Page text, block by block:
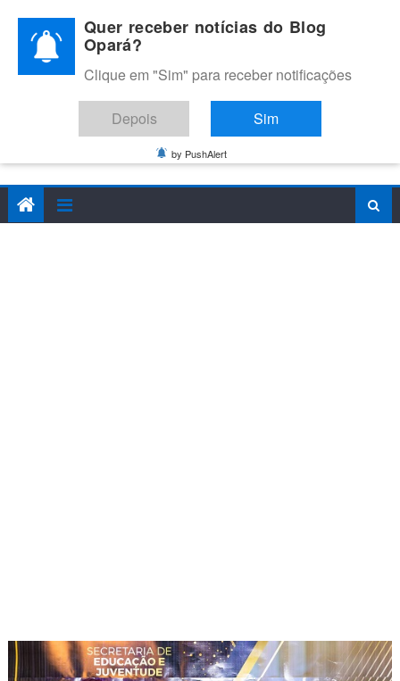
content
BLOG OPARÁ
Melhores notícias de Juazeiro, Petrolina e do Vale do São
Francisco
Quer receber notícias do Blog
Opará?
Clique em "Sim" para receber notificações
Depois Sim
by PushAlert